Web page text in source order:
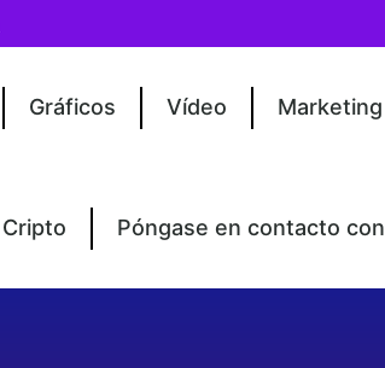
Gráficos Vídeo Marketing
Cripto Póngase en contacto con